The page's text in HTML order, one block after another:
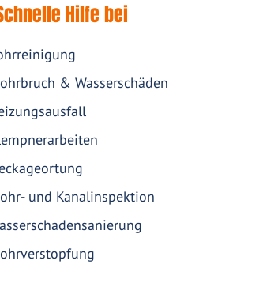
Hilfe bei
& Wasserschäden
und Kanalinspektion